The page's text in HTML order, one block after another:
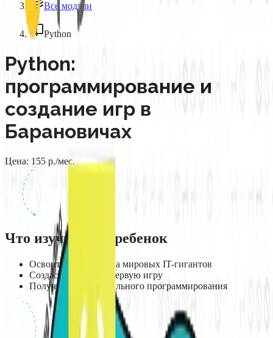
Все модули
Python
Python:
программирование и
создание игр в
Барановичах
Цена: 155 р./мес.
Что изучит ваш ребенок
Освоит основы языка мировых IT-гигантов
Создаст чат-бота и первую игру
Получит навыки реального программирования